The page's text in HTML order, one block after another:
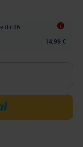
dir 36
14,99 €